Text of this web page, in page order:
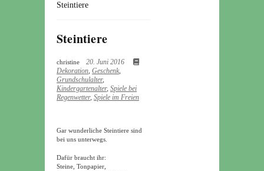
Steintiere
Steintiere
christine
20. Juni 2016
Dekoration, Geschenk,
Grundschulalter,
Kindergartenalter, Spiele bei
Regenwetter, Spiele im Freien
Gar wunderliche Steintiere sind
bei uns unterwegs.
Dafür braucht ihr:
Steine, Tonpapier,